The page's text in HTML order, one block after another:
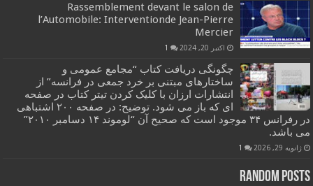
Rassemblement devant le salon de
l’Automobile: Interventionde Jean-Pierre
Mercier
اکتبر 20, 2024 1
چگونگی دریافت کتاب “مجامع عمومی و
ساختارهای مبتنی بر خرد جمعی در فرانسه” از
انتشارات ارزان با کلیک کردن تیتر کتاب در صفحه
ای که باز می شود. توضیح: در صفحه ۲۰۰ اشتباهی
در رفرانس ۳۴ موجود است که صحیح آن “لوموند ۱۴ دسامبر ۲۰۱۰”
می باشد.
ژانویه 29, 2026 1
Random Posts